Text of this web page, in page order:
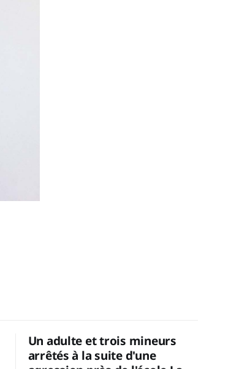
Un adulte et trois mineurs
arrêtés à la suite d'une